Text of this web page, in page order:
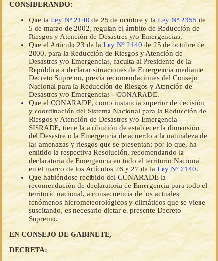
CONSIDERANDO:
Que la Ley Nº 2140 de 25 de octubre y la Ley Nº 2355 de
5 de marzo de 2002, regulan el ámbito de Reducción de
Riesgos y Atención de Desastres y/o Emergencias.
Que el Artículo 23 de la Ley Nº 2140 de 25 de octubre de
2000, para la Reducción de Riesgos y Atención de
Desastres y/o Emergencias, faculta al Presidente de la
República a declarar situaciones de Emergencia mediante
Decreto Supremo, previa recomendaciones del Consejo
Nacional para la Reducción de Riesgos y Atención de
Desastres y/o Emergencias - CONARADE.
Que el CONARADE, como instancia superior de decisión
y coordinación del Sistema Nacional para la Reducción de
Riesgos y Atención de Desastres y/o Emergencia -
SISRADE, tiene la atribución de establecer la dimensión
del Desastre o la Emergencia de acuerdo a la naturaleza de
las amenazas y riesgos que se presentan; por lo que, ha
emitido la respectiva Resolución, recomendando la
declaratoria de Emergencia en todo el territorio Nacional
en el marco de los Artículos 26 y 27 de la Ley Nº 2140.
Que habiéndose recibido del CONARADE la
recomendación de declaratoria de Emergencia para todo el
territorio nacional, a consecuencia de los actuales
fenómenos hidrometeorológicos y climáticos que se viene
suscitando, es necesario dictar el presente Decreto
Supremo.
EN CONSEJO DE GABINETE,
DECRETA: